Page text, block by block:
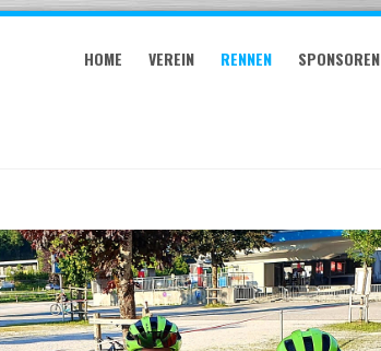
HOME VEREIN RENNEN SPONSOREN